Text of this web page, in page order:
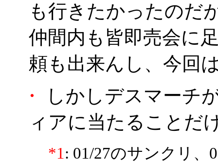
も行きたかったの
仲間内も皆即売会に
頼も出来んし、今回
・
しかしデスマーチ
ィアに当たることだ
*1: 01/27のサンクリ、